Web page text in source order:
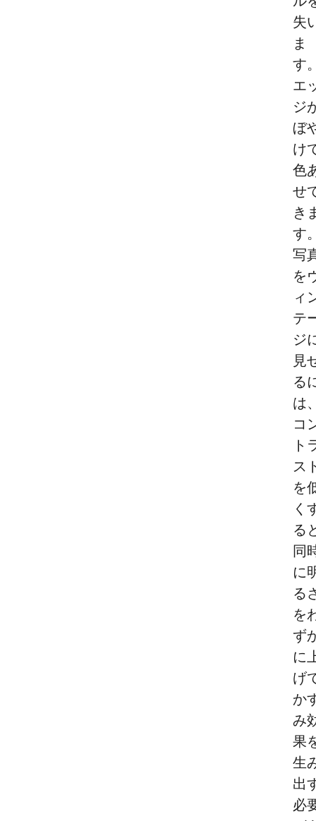
失
ま
す
エ
ジ
ぼ
け
色
せ
き
す
写
を
ィ
テ
ジ
見
る
は
コ
ト
ス
を
く
る
同
に
る
を
ず
に
げ
か
み
果
生
出
必